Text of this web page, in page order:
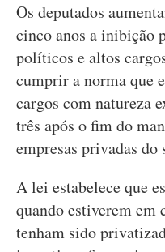
Os deputados
cinco anos a inibição
políticos e altos
cumprir a norma que
cargos com natureza
três após o fim do
empresas privadas
A lei estabelece que
quando estiverem em
tenham sido